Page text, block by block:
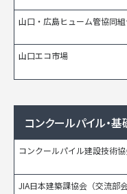
山口・広島ヒューム管協同
山口エコ市場
コンクールパイル・
コンクールパイル建設技術
JIA日本建築課協会 （交流部